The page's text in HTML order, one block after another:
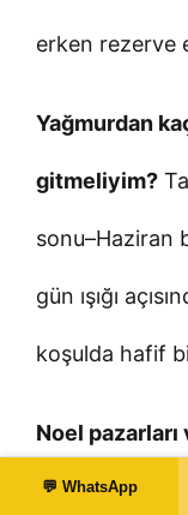
erken rezerve
Yağmurdan
gitmeliyim?
sonu–Haziran
gün ışığı
koşulda hafif
Noel pazarları
nedir?Kasım
💬 WhatsApp